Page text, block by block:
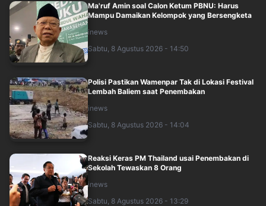
Ma'ruf Amin soal Calon Ketum PBNU: Harus
Mampu Damaikan Kelompok yang Bersengketa
inews
Sabtu, 8 Agustus 2026 - 14:50
Polisi Pastikan Wamenpar Tak di Lokasi Festival
Lembah Baliem saat Penembakan
inews
Sabtu, 8 Agustus 2026 - 14:04
Reaksi Keras PM Thailand usai Penembakan di
Sekolah Tewaskan 8 Orang
inews
Sabtu, 8 Agustus 2026 - 13:29